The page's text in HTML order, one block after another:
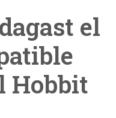
el
Hobbit